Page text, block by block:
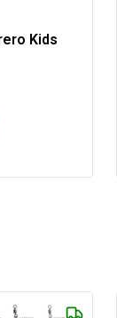
Kids